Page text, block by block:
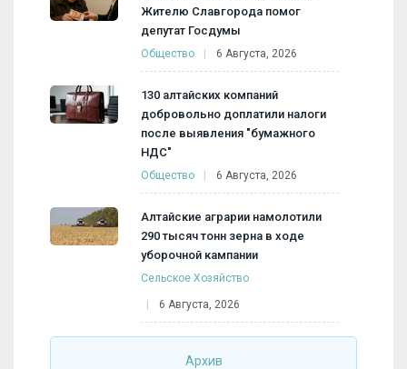
Жителю Славгорода помог
депутат Госдумы
Общество 6 Августа, 2026
130 алтайских компаний
добровольно доплатили налоги
после выявления "бумажного
НДС"
Общество 6 Августа, 2026
Алтайские аграрии намолотили
290 тысяч тонн зерна в ходе
уборочной кампании
Сельское Хозяйство
6 Августа, 2026
Архив